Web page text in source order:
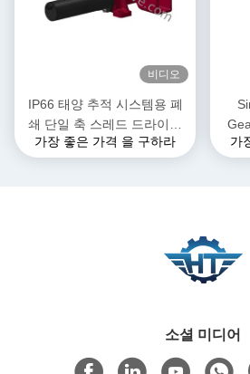
비디오
IP66 태양 추적 시스템용 폐
쇄 단일 축 스레드 드라이브
기어박스
가장 좋은 가격 을 구하라 가
소셜 미디어